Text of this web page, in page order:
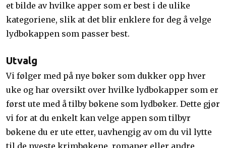
et bilde av hvilke apper som er best i de ulike
kategoriene, slik at det blir enklere for deg å velge
lydbokappen som passer best.
Utvalg
Vi følger med på nye bøker som dukker opp hver
uke og har oversikt over hvilke lydbokapper som er
først ute med å tilby bøkene som lydbøker. Dette gjør
vi for at du enkelt kan velge appen som tilbyr
bøkene du er ute etter, uavhengig av om du vil lytte
til de nyeste krimbøkene, romaner eller andre